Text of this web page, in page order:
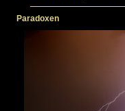
Paradoxen